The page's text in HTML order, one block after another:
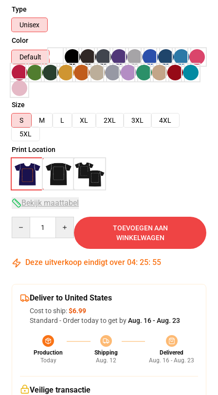
Type
Unisex
Color
Default
Size
S
M L XL 2XL 3XL
4XL
5XL
Print Location
Bekijk maattabel
TOEVOEGEN AAN
WINKELWAGEN
Deze uitverkoop eindigt over 04: 25: 54
Deliver to United States
Cost to ship:$6.99
Standard - Order today to get byAug. 16 - Aug. 23
Production
Today
Shipping
Aug. 12
Delivered
Aug. 16 - Aug. 23
Veilige transactie